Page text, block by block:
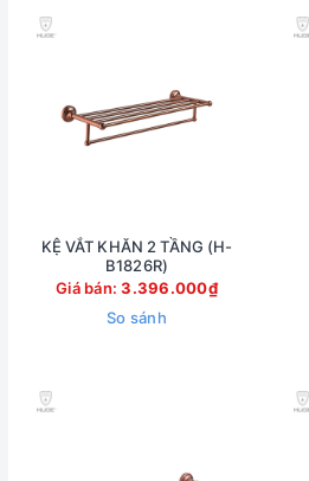
KỆ VẮT KHĂN 2 TẦNG (H-
B1826R)
Giá bán:3.396.000₫
So sánh